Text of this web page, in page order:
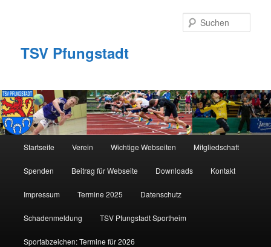
TSV Pfungstadt
Startseite Verein Wichtige Webseiten Mitgliedschaft
Spenden Beitrag für Webseite Downloads Kontakt
Impressum Termine 2025 Datenschutz
Schadenmeldung TSV Pfungstadt Sportheim
Sportabzeichen: Termine für 2026